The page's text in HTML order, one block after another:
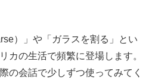
）」や「ガラスを割る」とい
カの生活で頻繁に登場します。
の会話で少しずつ使ってみてく